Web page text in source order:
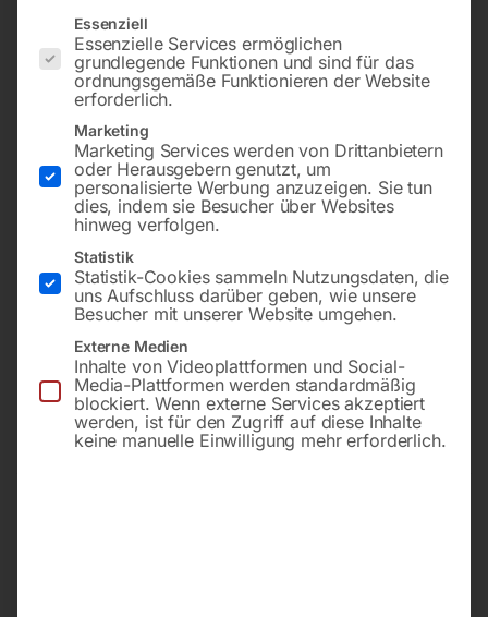
zu RSBM 5/60
30,00
inkl. MwSt.
Versandkosten
Lieferzeit:ca. 2 - 3 Tage
zu GBM 3/25 SN
Call for Price
Es folgt eine Liste der Service-Gruppen, für die eine
Essenziell
Essenzielle Services ermöglichen
grundlegende Funktionen und sind für das
ordnungsgemäße Funktionieren der Website
erforderlich.
Marketing
Marketing Services werden von Drittanbietern
oder Herausgebern genutzt, um
personalisierte Werbung anzuzeigen. Sie tun
dies, indem sie Besucher über Websites
hinweg verfolgen.
Statistik
Statistik-Cookies sammeln Nutzungsdaten, die
uns Aufschluss darüber geben, wie unsere
Besucher mit unserer Website umgehen.
Externe Medien
Inhalte von Videoplattformen und Social-
Media-Plattformen werden standardmäßig
blockiert. Wenn externe Services akzeptiert
werden, ist für den Zugriff auf diese Inhalte
keine manuelle Einwilligung mehr erforderlich.